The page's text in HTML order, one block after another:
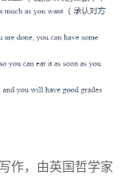
作，由英国哲学家